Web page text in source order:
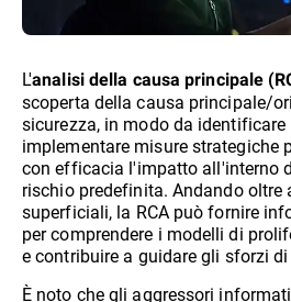
L'analisi della causa principale
scoperta della causa principale/
sicurezza, in modo da
implementare misure strategiche
con efficacia l'impatto all'interno
rischio predefinita. Andando
superficiali, la RCA può fornire
per comprendere i modelli di
e contribuire a guidare gli sforzi
È noto che gli aggressori